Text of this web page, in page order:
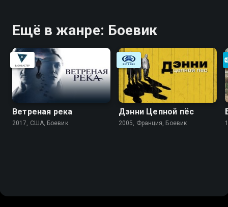
Ещё в жанре: Боевик
Ветреная река
2017, США, Боевик
Дэнни Цепной пёс
2005, Франция, Боевик